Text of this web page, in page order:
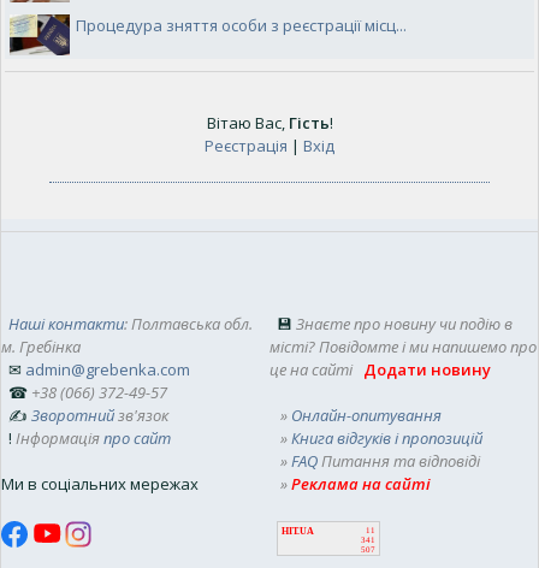
Процедура зняття особи з реєстрації місц...
Вітаю Вас, Гість!
Реєстрація | Вхід
Наші контакти: Полтавська обл.
м. Гребінка
✉ admin@grebenka.com
☎ +38 (066) 372-49-57
✍ Зворотнийзв'язок
! Інформаціяпро сайт
Ми в соціальних мережах
💾 Знаєте про новину чи подію в
місті? Повідомте і ми напишемо про
це на сайті Додати новину
» Онлайн-опитування
»Книга відгуків і пропозицій
»FAQПитання та відповіді
»Реклама на сайті
HIT.UA
11
341
507